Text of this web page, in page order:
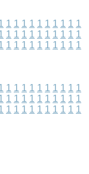
1 1 1 1 1 1 1 1 1 1
1 1 1 1 1 1 1 1 1 1
1 1 1 1 1 1 1 1 1 1
1 1 1 1 1 1 1 1 1 1
1 1 1 1 1 1 1 1 1 1
1 1 1 1 1 1 1 1 1 1